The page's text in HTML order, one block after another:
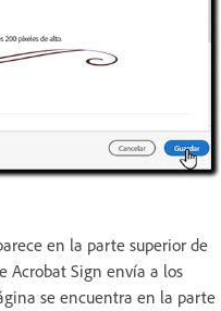
en la parte superior de
Acrobat Sign envía a los
se encuentra en la parte